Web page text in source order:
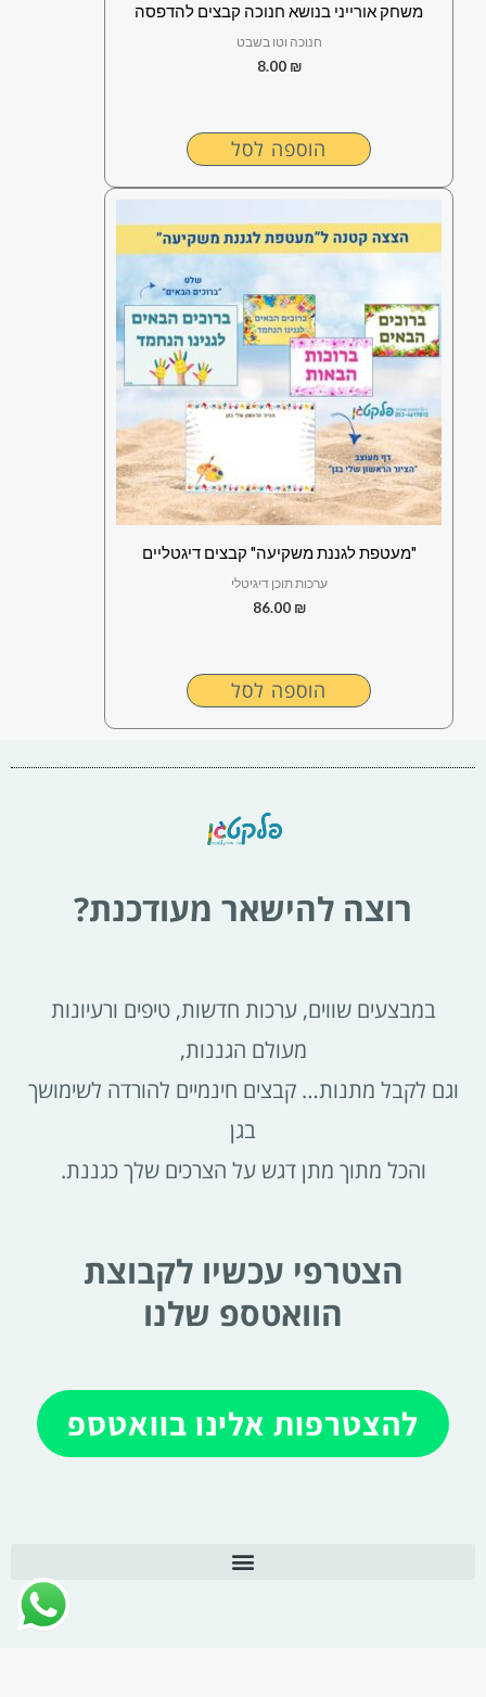
משחק אורייני בנושא חנוכה קבצים להדפסה
חנוכה וטו בשבט
8.00 ₪
הוספה לסל
"מעטפת לגננת משקיעה" קבצים דיגטליים
ערכות תוכן דיגיטלי
86.00 ₪
הוספה לסל
רוצה להישאר מעודכנת?
במבצעים שווים, ערכות חדשות, טיפים ורעיונות
מעולם הגננות,
וגם לקבל מתנות… קבצים חינמיים להורדה לשימושך
בגן
והכל מתוך מתן דגש על הצרכים שלך כגננת.
הצטרפי עכשיו לקבוצת
הוואטספ שלנו
להצטרפות אלינו בוואטספ